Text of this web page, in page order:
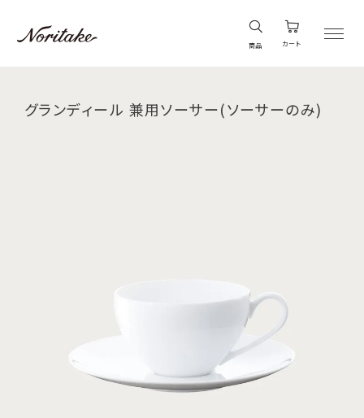
商品 カート
グランディール 兼用ソーサー(ソーサーのみ)